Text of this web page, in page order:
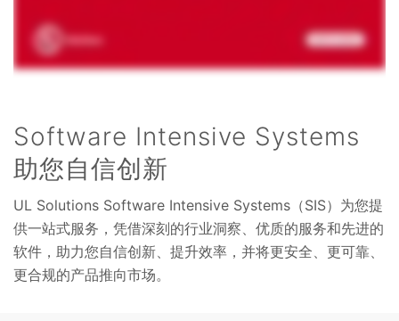
Software Intensive Systems
助您自信创新
UL Solutions Software Intensive Systems（SIS）为您提
供一站式服务，凭借深刻的行业洞察、优质的服务和先进的
软件，助力您自信创新、提升效率，并将更安全、更可靠、
更合规的产品推向市场。